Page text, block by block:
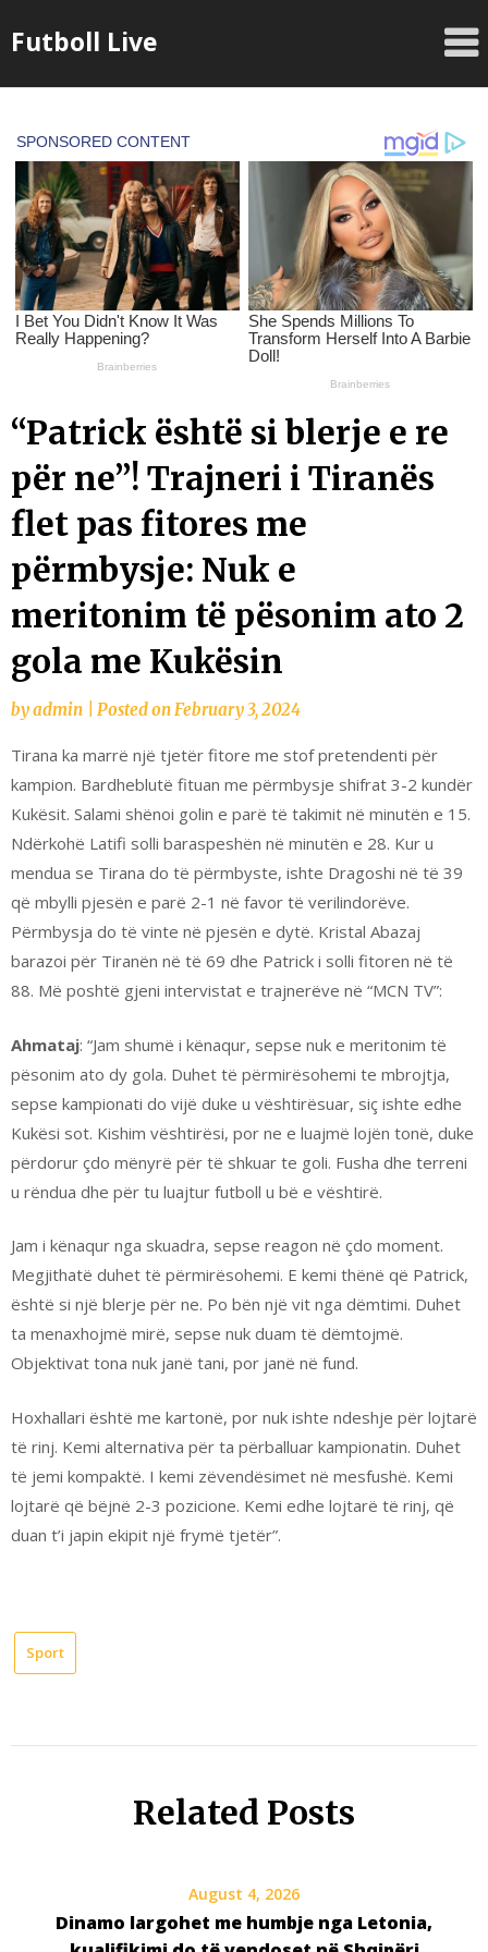
toFutboll Live
“Patrick është si blerje e re
për ne”! Trajneri i Tiranës
flet pas fitores me
përmbysje: Nuk e
meritonim të pësonim ato 2
gola me Kukësin
byadmin Posted onFebruary 3, 2024
Tirana ka marrë një tjetër fitore me stof pretendenti për
kampion. Bardheblutë fituan me përmbysje shifrat 3-2 kundër
Kukësit. Salami shënoi golin e parë të takimit në minutën e 15.
Ndërkohë Latifi solli baraspeshën në minutën e 28. Kur u
mendua se Tirana do të përmbyste, ishte Dragoshi në të 39
që mbylli pjesën e parë 2-1 në favor të verilindorëve.
Përmbysja do të vinte në pjesën e dytë. Kristal Abazaj
barazoi për Tiranën në të 69 dhe Patrick i solli fitoren në të
88. Më poshtë gjeni intervistat e trajnerëve në “MCN TV”:
Ahmataj: “Jam shumë i kënaqur, sepse nuk e meritonim të
pësonim ato dy gola. Duhet të përmirësohemi te mbrojtja,
sepse kampionati do vijë duke u vështirësuar, siç ishte edhe
Kukësi sot. Kishim vështirësi, por ne e luajmë lojën tonë, duke
përdorur çdo mënyrë për të shkuar te goli. Fusha dhe terreni
u rëndua dhe për tu luajtur futboll u bë e vështirë.
Jam i kënaqur nga skuadra, sepse reagon në çdo moment.
Megjithatë duhet të përmirësohemi. E kemi thënë që Patrick,
është si një blerje për ne. Po bën një vit nga dëmtimi. Duhet
ta menaxhojmë mirë, sepse nuk duam të dëmtojmë.
Objektivat tona nuk janë tani, por janë në fund.
Hoxhallari është me kartonë, por nuk ishte ndeshje për lojtarë
të rinj. Kemi alternativa për ta përballuar kampionatin. Duhet
të jemi kompaktë. I kemi zëvendësimet në mesfushë. Kemi
lojtarë që bëjnë 2-3 pozicione. Kemi edhe lojtarë të rinj, që
duan t’i japin ekipit një frymë tjetër”.
Sport
Related Posts
August 4, 2026
Dinamo largohet me humbje nga Letonia,